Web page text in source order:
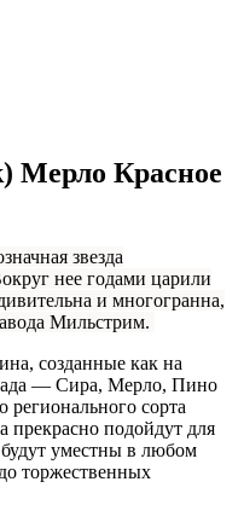
Мерло Красное
звезда
нее годами царили
и многогранна,
Мильстрим.
созданные как на
— Сира, Мерло, Пино
сорта
прекрасно подойдут для
уместны в любом
торжественных